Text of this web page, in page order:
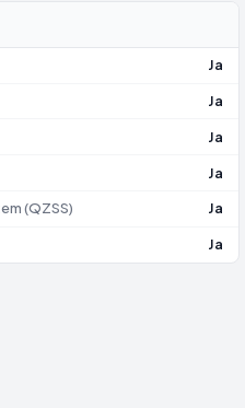
Ja
Ja
Ja
Ja
(QZSS) Ja
Ja